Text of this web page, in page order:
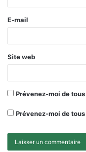
E-mail
Site web
Prévenez-moi de
Prévenez-moi de